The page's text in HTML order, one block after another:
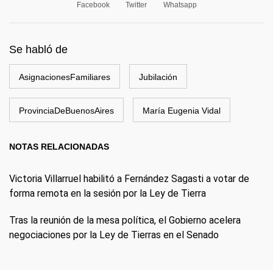
Facebook Twitter Whatsapp
Se habló de
AsignacionesFamiliares Jubilación
ProvinciaDeBuenosAires María Eugenia Vidal
NOTAS RELACIONADAS
Victoria Villarruel habilitó a Fernández Sagasti a votar de
forma remota en la sesión por la Ley de Tierra
Tras la reunión de la mesa política, el Gobierno acelera
negociaciones por la Ley de Tierras en el Senado